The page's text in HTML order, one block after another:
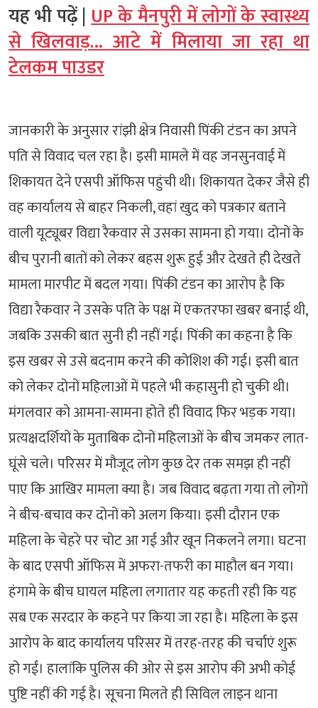
यह भी पढ़ें |UP के मैनपुरी में लोगों के स्वास्थ्य
से खिलवाड़… आटे में मिलाया जा रहा था
टेलकम पाउडर
जानकारी के अनुसार रांझी क्षेत्र निवासी पिंकी टंडन का अपने
पति से विवाद चल रहा है। इसी मामले में वह जनसुनवाई में
शिकायत देने एसपी ऑफिस पहुंची थी। शिकायत देकर जैसे ही
वह कार्यालय से बाहर निकली, वहां खुद को पत्रकार बताने
वाली यूट्यूबर विद्या रैकवार से उसका सामना हो गया। दोनों के
बीच पुरानी बातों को लेकर बहस शुरू हुई और देखते ही देखते
मामला मारपीट में बदल गया। पिंकी टंडन का आरोप है कि
विद्या रैकवार ने उसके पति के पक्ष में एकतरफा खबर बनाई थी,
जबकि उसकी बात सुनी ही नहीं गई। पिंकी का कहना है कि
इस खबर से उसे बदनाम करने की कोशिश की गई। इसी बात
को लेकर दोनों महिलाओं में पहले भी कहासुनी हो चुकी थी।
मंगलवार को आमना-सामना होते ही विवाद फिर भड़क गया।
प्रत्यक्षदर्शियों के मुताबिक दोनों महिलाओं के बीच जमकर लात-
घूंसे चले। परिसर में मौजूद लोग कुछ देर तक समझ ही नहीं
पाए कि आखिर मामला क्या है। जब विवाद बढ़ता गया तो लोगों
ने बीच-बचाव कर दोनों को अलग किया। इसी दौरान एक
महिला के चेहरे पर चोट आ गई और खून निकलने लगा। घटना
के बाद एसपी ऑफिस में अफरा-तफरी का माहौल बन गया।
हंगामे के बीच घायल महिला लगातार यह कहती रही कि यह
सब एक सरदार के कहने पर किया जा रहा है। महिला के इस
आरोप के बाद कार्यालय परिसर में तरह-तरह की चर्चाएं शुरू
हो गईं। हालांकि पुलिस की ओर से इस आरोप की अभी कोई
पुष्टि नहीं की गई है। सूचना मिलते ही सिविल लाइन थाना